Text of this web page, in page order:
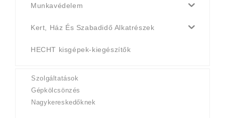
Munkavédelem
Kert, Ház És Szabadidő Alkatrészek
HECHT kisgépek-kiegészítők
Szolgáltatások
Gépkölcsönzés
Nagykereskedőknek